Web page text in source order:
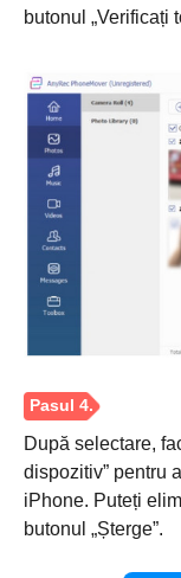
butonul „Verificați
După selectare,
dispozitiv” pentru
iPhone. Puteți
butonul „Șterge”.